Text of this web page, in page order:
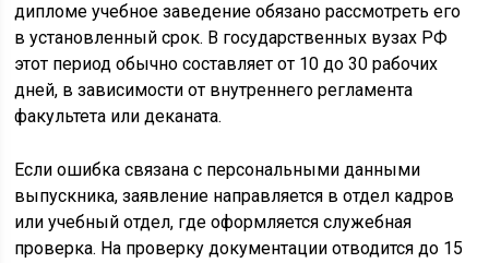
дипломе учебное заведение обязано рассмотреть его
в установленный срок. В государственных вузах РФ
этот период обычно составляет от 10 до 30 рабочих
дней, в зависимости от внутреннего регламента
факультета или деканата.
Если ошибка связана с персональными данными
выпускника, заявление направляется в отдел кадров
или учебный отдел, где оформляется служебная
проверка. На проверку документации отводится до 15